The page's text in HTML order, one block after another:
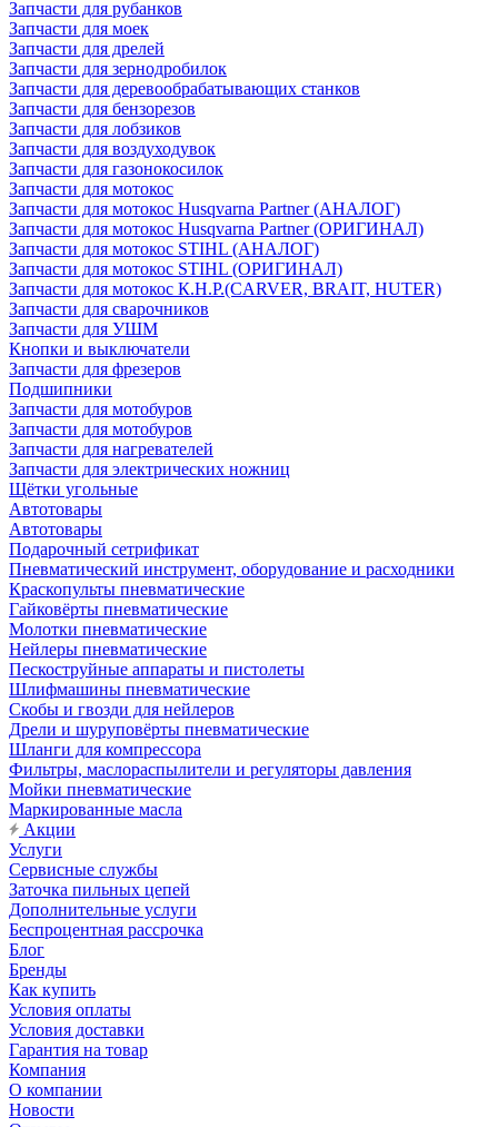
Запчасти для рубанков
Запчасти для моек
Запчасти для дрелей
Запчасти для зернодробилок
Запчасти для деревообрабатывающих станков
Запчасти для бензорезов
Запчасти для лобзиков
Запчасти для воздуходувок
Запчасти для газонокосилок
Запчасти для мотокос
Запчасти для мотокос Husqvarna Partner (АНАЛОГ)
Запчасти для мотокос Husqvarna Partner (ОРИГИНАЛ)
Запчасти для мотокос STIHL (АНАЛОГ)
Запчасти для мотокос STIHL (ОРИГИНАЛ)
Запчасти для мотокос К.Н.Р.(CARVER, BRAIT, HUTER)
Запчасти для сварочников
Запчасти для УШМ
Кнопки и выключатели
Запчасти для фрезеров
Подшипники
Запчасти для мотобуров
Запчасти для мотобуров
Запчасти для нагревателей
Запчасти для электрических ножниц
Щётки угольные
Автотовары
Автотовары
Подарочный сетрификат
Пневматический инструмент, оборудование и расходники
Краскопульты пневматические
Гайковёрты пневматические
Молотки пневматические
Нейлеры пневматические
Пескоструйные аппараты и пистолеты
Шлифмашины пневматические
Скобы и гвозди для нейлеров
Дрели и шуруповёрты пневматические
Шланги для компрессора
Фильтры, маслораспылители и регуляторы давления
Мойки пневматические
Маркированные масла
Акции
Услуги
Сервисные службы
Заточка пильных цепей
Дополнительные услуги
Беспроцентная рассрочка
Блог
Бренды
Как купить
Условия оплаты
Условия доставки
Гарантия на товар
Компания
О компании
Новости